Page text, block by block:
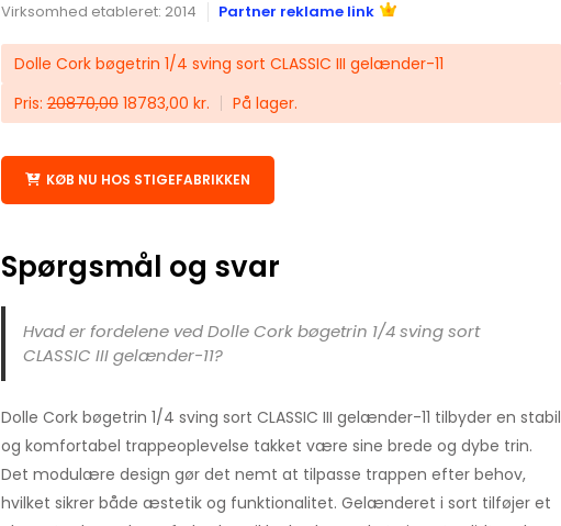
Virksomhed etableret: 2014 Partner reklame link
Dolle Cork bøgetrin 1/4 sving sort CLASSIC III gelænder-11
Pris:20870,0018783,00 kr. På lager.
KØB NU HOS STIGEFABRIKKEN
Spørgsmål og svar
Hvad er fordelene ved Dolle Cork bøgetrin 1/4 sving sort
CLASSIC III gelænder-11?
Dolle Cork bøgetrin 1/4 sving sort CLASSIC III gelænder-11 tilbyder en stabil
og komfortabel trappeoplevelse takket være sine brede og dybe trin.
Det modulære design gør det nemt at tilpasse trappen efter behov,
hvilket sikrer både æstetik og funktionalitet. Gelænderet i sort tilføjer et